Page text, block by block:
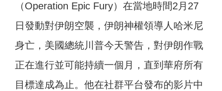
（Operation Epic Fury）在當地時間2月27
日發動對伊朗空襲，伊朗神權領導人哈米尼
身亡，美國總統川普今天警告，對伊朗作戰
正在進行並可能持續一個月，直到華府所有
目標達成為止。他在社群平台發布的影片中